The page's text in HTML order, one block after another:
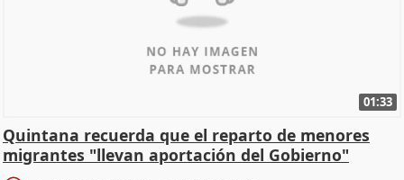
01:33
Quintana recuerda que el reparto de menores
migrantes "llevan aportación del Gobierno"
central